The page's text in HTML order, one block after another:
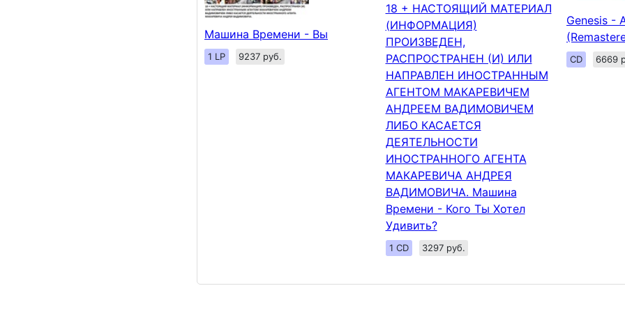
Машина Времени - Вы
1 LP 9237 руб.
18 + НАСТОЯЩИЙ МАТЕРИАЛ
(ИНФОРМАЦИЯ)
ПРОИЗВЕДЕН,
РАСПРОСТРАНЕН (И) ИЛИ
НАПРАВЛЕН ИНОСТРАННЫМ
АГЕНТОМ МАКАРЕВИЧЕМ
АНДРЕЕМ ВАДИМОВИЧЕМ
ЛИБО КАСАЕТСЯ
ДЕЯТЕЛЬНОСТИ
ИНОСТРАННОГО АГЕНТА
МАКАРЕВИЧА АНДРЕЯ
ВАДИМОВИЧА. Машина
Времени - Кого Ты Хотел
Удивить?
1 CD 3297 руб.
Genesis -
CD 6669